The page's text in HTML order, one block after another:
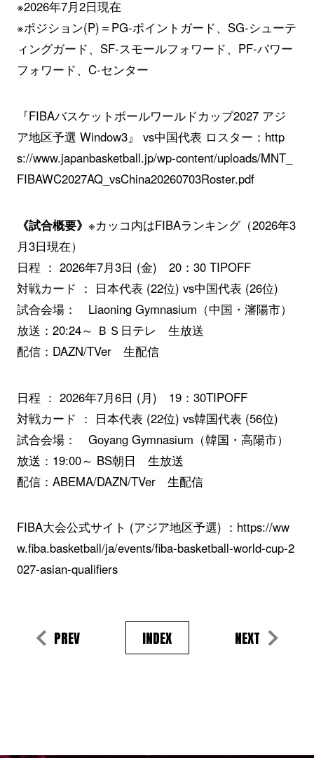
※2026年7月2日現在
※ポジション(P)＝PG-ポイントガード、SG-シューテ
ィングガード、SF-スモールフォワード、PF-パワー
フォワード、C-センター
『FIBAバスケットボールワールドカップ2027 アジ
ア地区予選 Window3』 vs中国代表 ロスター： http
s://www.japanbasketball.jp/wp-content/uploads/MNT_
FIBAWC2027AQ_vsChina20260703Roster.pdf
《試合概要》 ※カッコ内はFIBAランキング（2026年3
月3日現在）
日程 ： 2026年7月3日 (金) 20：30 TIPOFF
対戦カード ： 日本代表 (22位) vs中国代表 (26位)
試合会場： Liaoning Gymnasium（中国・瀋陽市）
放送：20:24～ ＢＳ日テレ 生放送
配信：DAZN/TVer 生配信
日程 ： 2026年7月6日 (月) 19：30TIPOFF
対戦カード ： 日本代表 (22位) vs韓国代表 (56位)
試合会場： Goyang Gymnasium（韓国・高陽市）
放送：19:00～ BS朝日 生放送
配信：ABEMA/DAZN/TVer 生配信
FIBA大会公式サイト (アジア地区予選) ： https://ww
w.fiba.basketball/ja/events/fiba-basketball-world-cup-2
027-asian-qualifiers
PREV INDEX NEXT